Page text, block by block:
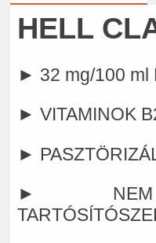
HELL
► 32 mg/100 ml
► VITAMINOK
►
► NEM